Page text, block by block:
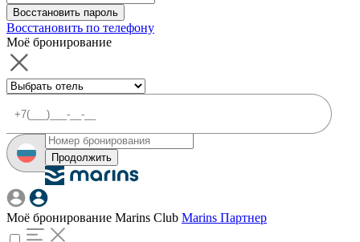
Восстановить пароль
Восстановить по телефону
Моё бронирование
Продолжить
Моё бронирование Marins Club Marins Партнер